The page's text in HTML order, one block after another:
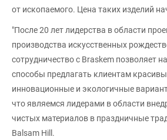
от ископаемого. Цена таких изделий
"После 20 лет лидерства в области
производства искусственных
сотрудничество с Braskem позволяет
способы предлагать клиентам
инновационные и экологичные
что являемся лидерами в области
чистых материалов в праздничные
Balsam Hill.